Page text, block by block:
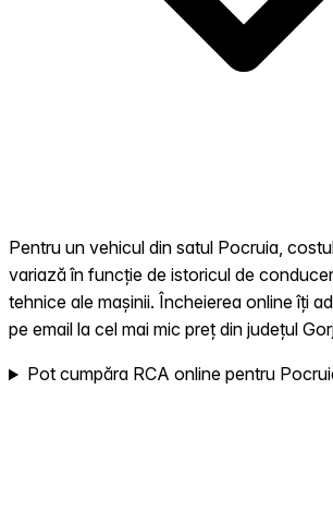
Pentru un vehicul din satul Pocruia,
variază în funcție de istoricul de
tehnice ale mașinii. Încheierea online îți
pe email la cel mai mic preț din județul
Pot cumpăra RCA online pentru